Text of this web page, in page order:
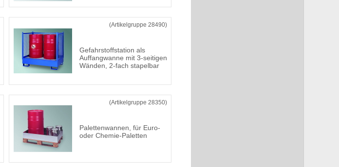
(Artikelgruppe 28490)
Gefahrstoffstation als
Auffangwanne mit 3-seitigen
Wänden, 2-fach stapelbar
(Artikelgruppe 28350)
Palettenwannen, für Euro-
oder Chemie-Paletten